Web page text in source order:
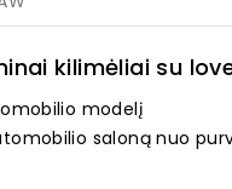
kilimėliai su
modelį
saloną nuo